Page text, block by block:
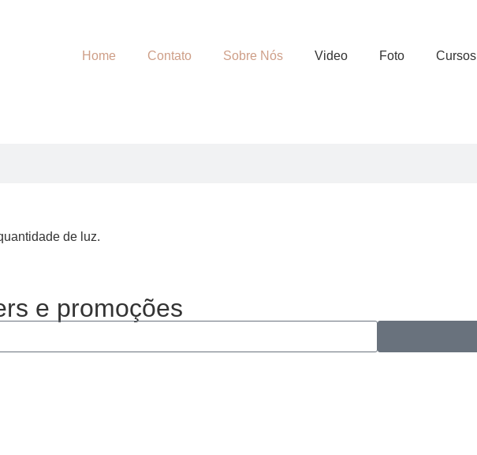
Home Contato Sobre Nós Video Foto Cursos
de luz.
e promoções